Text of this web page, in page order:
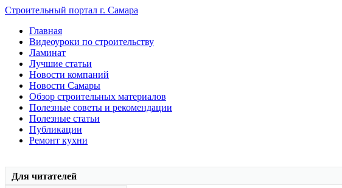
Строительный портал г. Самара
Главная
Видеоуроки по строительству
Ламинат
Лучшие статьи
Новости компаний
Новости Самары
Обзор строительных материалов
Полезные советы и рекомендации
Полезные статьи
Публикации
Ремонт кухни
Для читателей